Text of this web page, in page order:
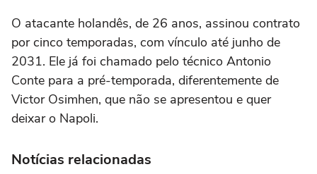
O atacante holandês, de 26 anos, assinou contrato
por cinco temporadas, com vínculo até junho de
2031. Ele já foi chamado pelo técnico Antonio
Conte para a pré-temporada, diferentemente de
Victor Osimhen, que não se apresentou e quer
deixar o Napoli.
Notícias relacionadas